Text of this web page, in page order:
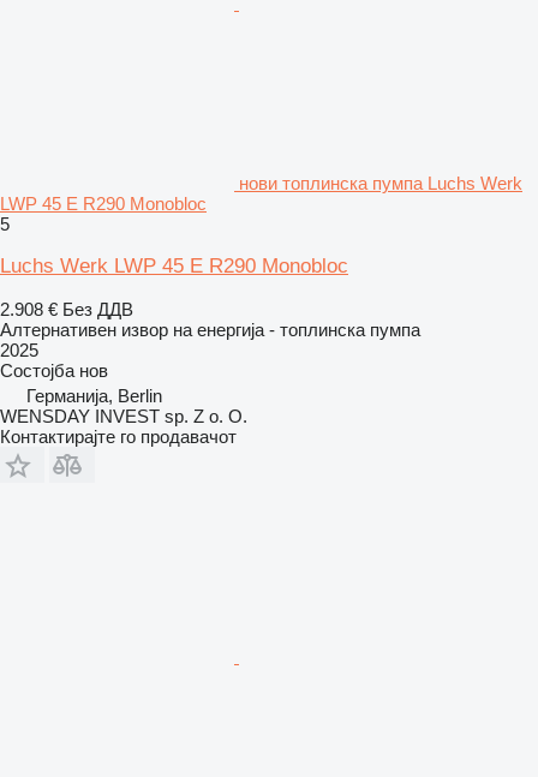
нови топлинска пумпа Luchs Werk
LWP 45 E R290 Monobloc
5
Luchs Werk LWP 45 E R290 Monobloc
2.908 € Без ДДВ
Алтернативен извор на енергија - топлинска пумпа
2025
Состојба нов
Германија, Berlin
WENSDAY INVEST sp. Z o. O.
Контактирајте го продавачот